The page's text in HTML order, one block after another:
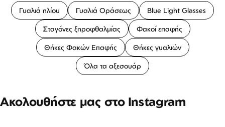
Γυαλιά ηλίου Γυαλιά Οράσεως Blue Light Glasses
Σταγόνες ξηροφθαλμίας Φακοί επαφής
Θήκες Φακών Επαφής Θήκες γυαλιών
Όλα τα αξεσουάρ
Ακολουθήστε μας στο Instagram